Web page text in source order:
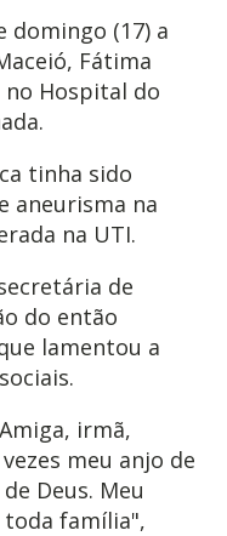
domingo (17) a
Fátima
Hospital do
tinha sido
aneurisma na
na UTI.
de
do então
lamentou a
irmã,
meu anjo de
Deus. Meu
toda família",